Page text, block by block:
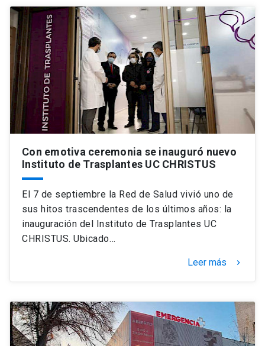
Con emotiva ceremonia se inauguró nuevo
Instituto de Trasplantes UC CHRISTUS
El 7 de septiembre la Red de Salud vivió uno de
sus hitos trascendentes de los últimos años: la
inauguración del Instituto de Trasplantes UC
CHRISTUS. Ubicado…
Leer más keyboard_arrow_right